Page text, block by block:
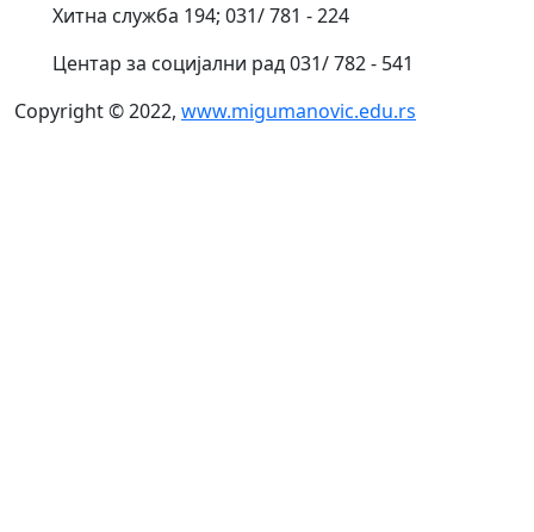
Хитна служба 194; 031/ 781 - 224
Центар за социјални рад 031/ 782 - 541
Copyright © 2022, www.migumanovic.edu.rs